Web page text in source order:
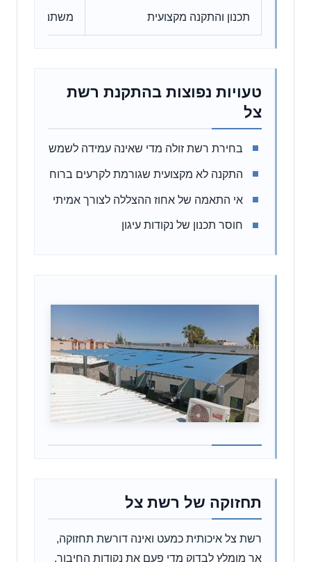
תכנון והתקנה מקצועית משתנה לפי
טעויות נפוצות בהתקנת רשת
צל
בחירת רשת זולה מדי שאינה עמידה לשמש
התקנה לא מקצועית שגורמת לקרעים ברוח
אי התאמה של אחוז ההצללה לצורך אמיתי
חוסר תכנון של נקודות עיגון
תחזוקה של רשת צל
רשת צל איכותית כמעט ואינה דורשת תחזוקה,
אך מומלץ לבדוק מדי פעם את נקודות החיבור,